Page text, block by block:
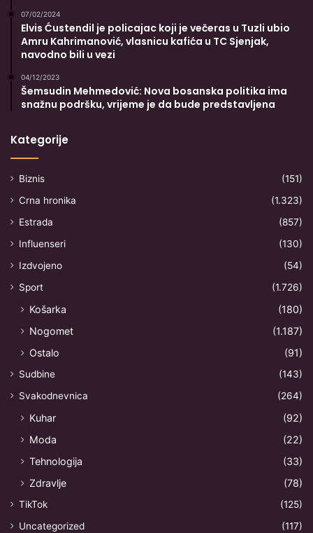
07/02/2024
Elvis Ćustendil je policajac koji je večeras u Tuzli ubio
Amru Kahrimanović, vlasnicu kafića u TC Sjenjak,
navodno bili u vezi
04/12/2023
Šemsudin Mehmedović: Nova bosanska politika ima
snažnu podršku, vrijeme je da bude predstavljena
Kategorije
Biznis
(151)
Crna hronika
(1.323)
Estrada
(857)
Influenseri
(130)
Izdvojeno
(54)
Sport
(1.726)
Košarka
(180)
Nogomet
(1.187)
Ostalo
(91)
Sudbine
(143)
Svakodnevnica
(264)
Kuhar
(92)
Moda
(22)
Tehnologija
(33)
Zdravlje
(78)
TikTok
(125)
Uncategorized
(117)